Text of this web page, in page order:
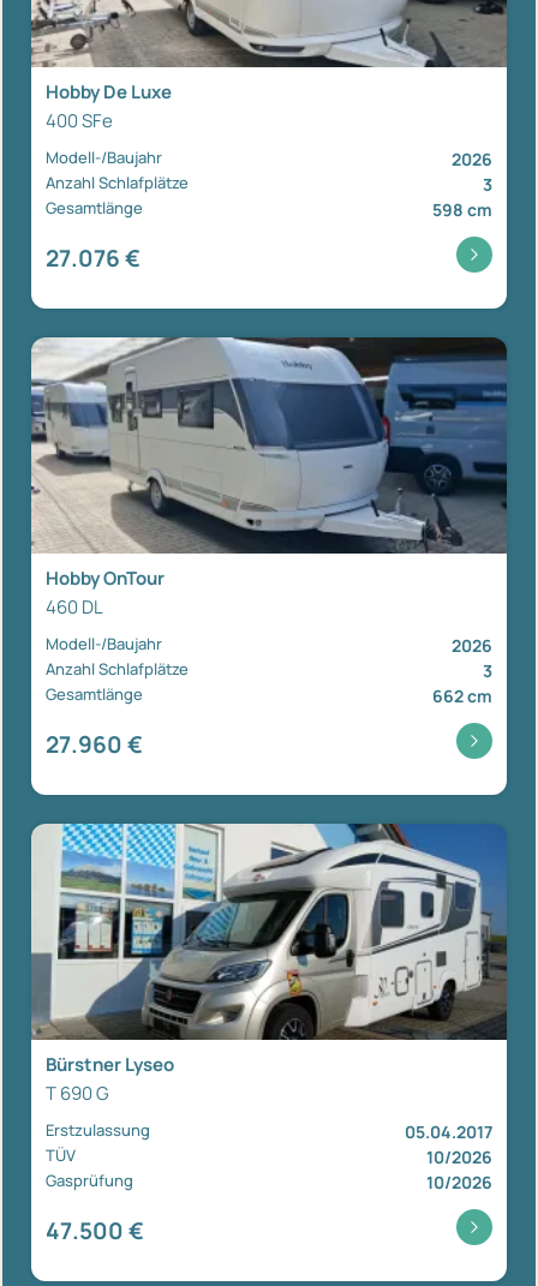
Hobby De Luxe
400 SFe
Modell-/Baujahr 2026
Anzahl Schlafplätze 3
Gesamtlänge 598 cm
27.076 €
Hobby OnTour
460 DL
Modell-/Baujahr 2026
Anzahl Schlafplätze 3
Gesamtlänge 662 cm
27.960 €
Bürstner Lyseo
T 690 G
Erstzulassung 05.04.2017
TÜV 10/2026
Gasprüfung 10/2026
47.500 €